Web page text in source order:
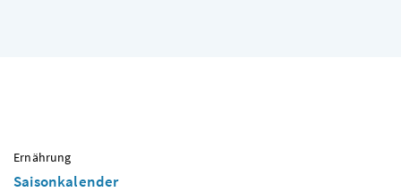
Ernährung:
Saisonkalender